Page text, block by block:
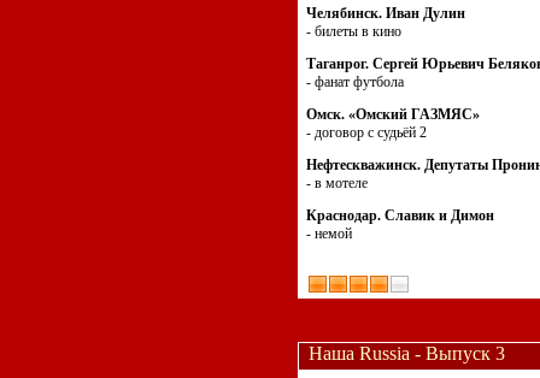
Челябинск. Иван Дулин
- билеты в кино
Таганрог. Сергей Юрьевич
- фанат футбола
Омск. «Омский ГАЗМЯС»
- договор с судьёй 2
Нефтескважинск. Депутаты
- в мотеле
Краснодар. Славик и Димон
- немой
Наша Russia - Выпуск 3